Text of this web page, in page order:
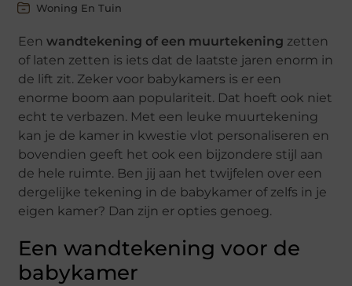
Woning En Tuin
Eenwandtekening of een muurtekening zetten
of laten zetten is iets dat de laatste jaren enorm in
de lift zit. Zeker voor babykamers is er een
enorme boom aan populariteit. Dat hoeft ook niet
echt te verbazen. Met een leuke muurtekening
kan je de kamer in kwestie vlot personaliseren en
bovendien geeft het ook een bijzondere stijl aan
de hele ruimte. Ben jij aan het twijfelen over een
dergelijke tekening in de babykamer of zelfs in je
eigen kamer? Dan zijn er opties genoeg.
Een wandtekening voor de
babykamer